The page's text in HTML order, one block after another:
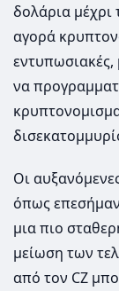
δολάρια μέχρι
αγορά
εντυπωσιακές,
να
Οι
όπως
μια πιο
μείωση των
από τον CZ